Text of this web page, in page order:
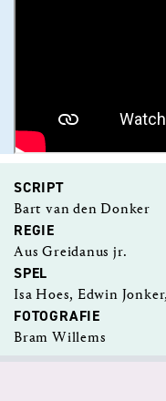
SCRIPT
Bart van den Donker
REGIE
Aus Greidanus jr.
SPEL
Isa Hoes, Edwin
FOTOGRAFIE
Bram Willems